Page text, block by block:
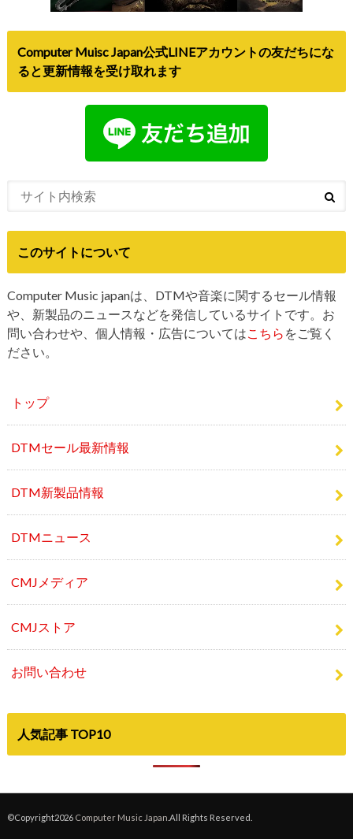
Computer Muisc Japan公式LINEアカウントの友だちにな
ると更新情報を受け取れます
Computer Music japanは、DTMや音楽に関するセール情報
や、新製品のニュースなどを発信しているサイトです。お
問い合わせや、個人情報・広告についてはこちらをご覧く
ださい。
トップ
DTMセール最新情報
DTM新製品情報
DTMニュース
CMJメディア
CMJストア
お問い合わせ